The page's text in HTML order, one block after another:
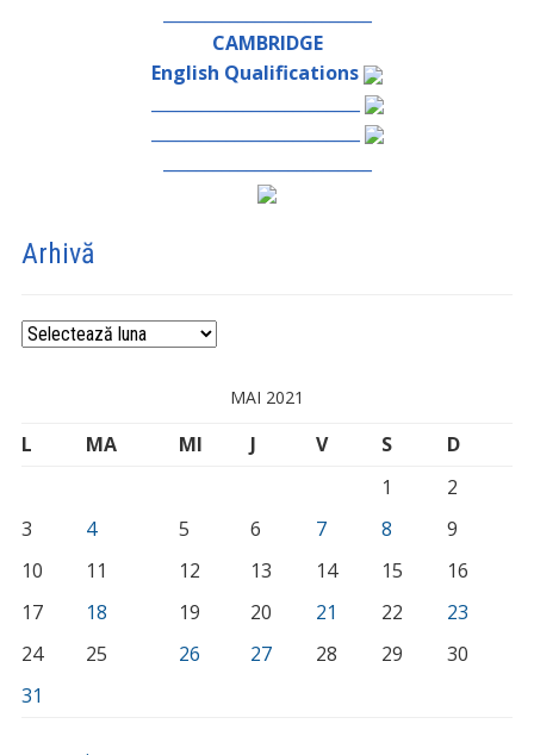
CAMBRIDGE
English Qualifications
Arhivă
Arhivă
MAI 2021
L MA MI J V S
D
1
2
3
4 5 6 7 8
9
10
11 12 13 14 15
16
17
18 19 20 21 22
23
24
25 26 27 28 29
30
31